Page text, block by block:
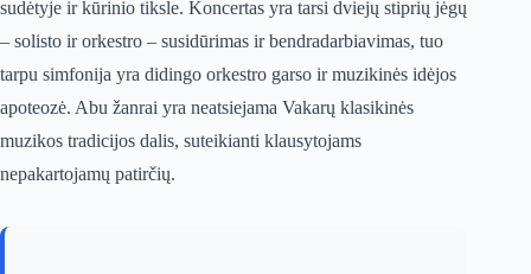
sudėtyje ir kūrinio tiksle. Koncertas yra tarsi dviejų stiprių jėgų
– solisto ir orkestro – susidūrimas ir bendradarbiavimas, tuo
tarpu simfonija yra didingo orkestro garso ir muzikinės idėjos
apoteozė. Abu žanrai yra neatsiejama Vakarų klasikinės
muzikos tradicijos dalis, suteikianti klausytojams
nepakartojamų patirčių.